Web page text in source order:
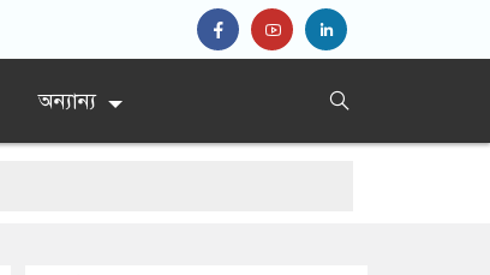
অন্যান্য